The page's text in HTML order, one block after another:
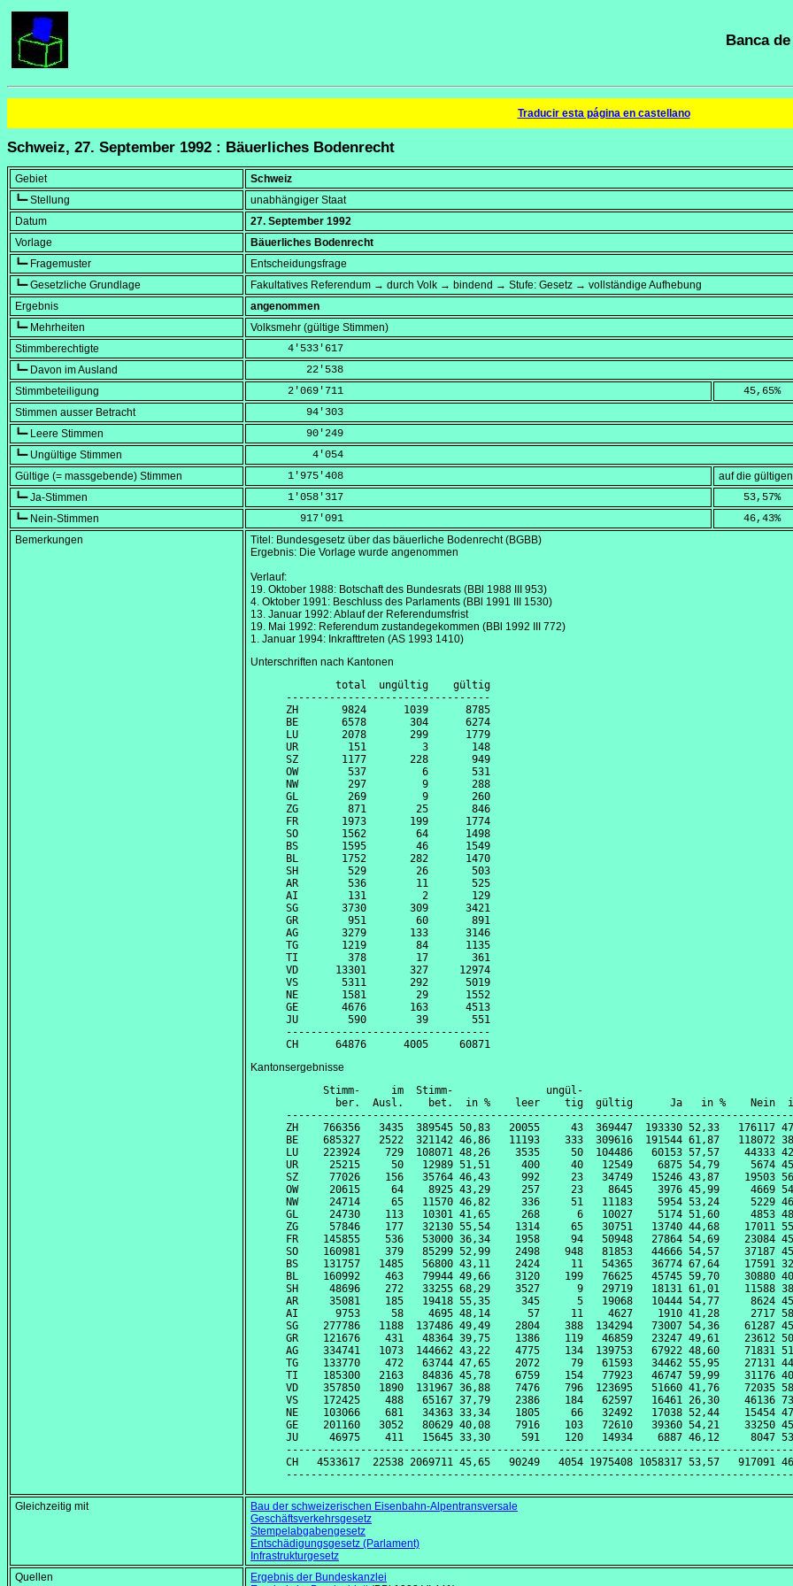
Banca
Traducir esta página en castellano
Schweiz, 27. September 1992 : Bäuerliches Bodenrecht
Gebiet
Schweiz
┗━ Stellung
unabhängiger Staat
Datum
27. September 1992
Vorlage
Bäuerliches Bodenrecht
┗━ Fragemuster
Entscheidungsfrage
┗━ Gesetzliche Grundlage
Fakultatives Referendum → durch Volk → bindend → Stufe: Gesetz → vollständige Aufhebung
Ergebnis
angenommen
┗━ Mehrheiten
Volksmehr (gültige Stimmen)
Stimmberechtigte
      4'533'617
┗━ Davon im Ausland
         22'538
Stimmbeteiligung
      2'069'711
    45,65
%
Stimmen ausser Betracht
         94'303
┗━ Leere Stimmen
         90'249
┗━ Ungültige Stimmen
          4'054
Gültige (= massgebende) Stimmen
      1'975'408
auf die
┗━ Ja-Stimmen
      1'058'317
    53,57
%
┗━ Nein-Stimmen
        917'091
    46,43
%
Bemerkungen
Titel: Bundesgesetz über das bäuerliche Bodenrecht (BGBB)
Ergebnis: Die Vorlage wurde angenommen
Verlauf:
19. Oktober 1988: Botschaft des Bundesrats (BBl 1988 III 953)
4. Oktober 1991: Beschluss des Parlaments (BBl 1991 III 1530)
13. Januar 1992: Ablauf der Referendumsfrist
19. Mai 1992: Referendum zustandegekommen (BBl 1992 III 772)
1. Januar 1994: Inkrafttreten (AS 1993 1410)
Unterschriften nach Kantonen
        total  ungültig    gültig
---------------------------------
ZH       9824      1039      8785
BE       6578       304      6274
LU       2078       299      1779
UR        151         3       148
SZ       1177       228       949
OW        537         6       531
NW        297         9       288
GL        269         9       260
ZG        871        25       846
FR       1973       199      1774
SO       1562        64      1498
BS       1595        46      1549
BL       1752       282      1470
SH        529        26       503
AR        536        11       525
AI        131         2       129
SG       3730       309      3421
GR        951        60       891
AG       3279       133      3146
TG       1219        84      1135
TI        378        17       361
VD      13301       327     12974
VS       5311       292      5019
NE       1581        29      1552
GE       4676       163      4513
JU        590        39       551
---------------------------------
Kantonsergebnisse
      Stimm-     im  Stimm-               ungül-
ber.  Ausl.    bet.  in %    leer    tig  gültig      Ja   in %    Nein
ZH    766356   3435  389545 50,83   20055     43  369447  193330 52,33   176117
BE    685327   2522  321142 46,86   11193    333  309616  191544 61,87   118072
LU    223924    729  108071 48,26    3535     50  104486   60153 57,57    44333
UR     25215     50   12989 51,51     400     40   12549    6875 54,79     5674
SZ     77026    156   35764 46,43     992     23   34749   15246 43,87    19503
OW     20615     64    8925 43,29     257     23    8645    3976 45,99     4669
NW     24714     65   11570 46,82     336     51   11183    5954 53,24     5229
GL     24730    113   10301 41,65     268      6   10027    5174 51,60     4853
ZG     57846    177   32130 55,54    1314     65   30751   13740 44,68    17011
FR    145855    536   53000 36,34    1958     94   50948   27864 54,69    23084
SO    160981    379   85299 52,99    2498    948   81853   44666 54,57    37187
BS    131757   1485   56800 43,11    2424     11   54365   36774 67,64    17591
BL    160992    463   79944 49,66    3120    199   76625   45745 59,70    30880
SH     48696    272   33255 68,29    3527      9   29719   18131 61,01    11588
AR     35081    185   19418 55,35     345      5   19068   10444 54,77     8624
AI      9753     58    4695 48,14      57     11    4627    1910 41,28     2717
SG    277786   1188  137486 49,49    2804    388  134294   73007 54,36    61287
GR    121676    431   48364 39,75    1386    119   46859   23247 49,61    23612
AG    334741   1073  144662 43,22    4775    134  139753   67922 48,60    71831
TG    133770    472   63744 47,65    2072     79   61593   34462 55,95    27131
TI    185300   2163   84836 45,78    6759    154   77923   46747 59,99    31176
VD    357850   1890  131967 36,88    7476    796  123695   51660 41,76    72035
VS    172425    488   65167 37,79    2386    184   62597   16461 26,30    46136
NE    103066    681   34363 33,34    1805     66   32492   17038 52,44    15454
GE    201160   3052   80629 40,08    7916    103   72610   39360 54,21    33250
JU     46975    411   15645 33,30     591    120   14934    6887 46,12     8047
CH   4533617  22538 2069711 45,65   90249   4054 1975408 1058317 53,57   917091
Gleichzeitig mit
Bau der schweizerischen Eisenbahn-Alpentransversale
Geschäftsverkehrsgesetz
Stempelabgabengesetz
Entschädigungsgesetz (Parlament)
Infrastrukturgesetz
Quellen
Ergebnis der Bundeskanzlei